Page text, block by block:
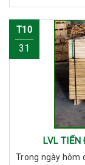
T10
31
LVL TIẾN
Trong ngày hôm